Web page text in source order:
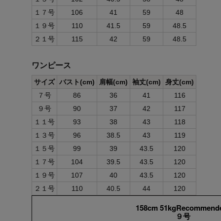
１７号
106 41 59
48
１９号
110 41.5 59
48.5
２１号
115 42 59 48.5
ワンピース
サイズ バスト(cm) 肩幅(cm) 袖丈(cm)
身丈(cm)
７号
86 36 41
116
９号
90 37 42
117
１１号
93 38 43
118
１３号
96 38.5 43
119
１５号
99 39 43.5
120
１７号
104 39.5 43.5
120
１９号
107 40 43.5
120
２１号
110 40.5 44 120
158cm
９号